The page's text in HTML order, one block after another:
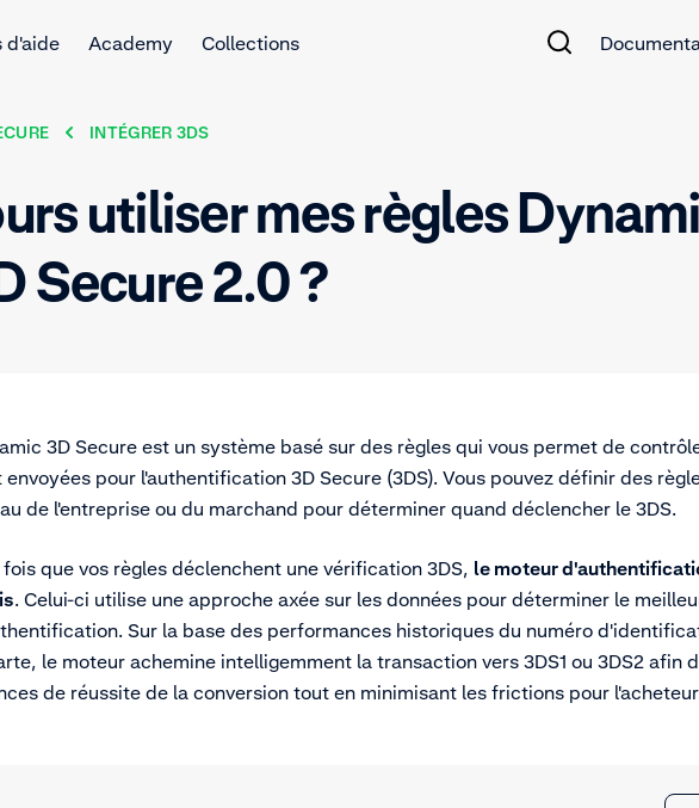
d'aide Academy Collections
INTÉGRER 3DS
utiliser mes règles
Secure 2.0 ?
3D Secure est un système basé sur des règles qui vous permet de
envoyées pour l'authentification 3D Secure (3DS). Vous pouvez définir des
de l'entreprise ou du marchand pour déterminer quand déclencher le 3DS.
fois que vos règles déclenchent une vérification 3DS, le moteur
. Celui-ci utilise une approche axée sur les données pour déterminer le
Sur la base des performances historiques du numéro
le moteur achemine intelligemment la transaction vers 3DS1 ou 3DS2 afin
de réussite de la conversion tout en minimisant les frictions pour